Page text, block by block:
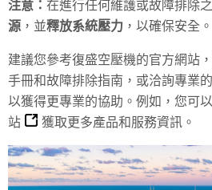
注意： 在進行任何維護或故障排除
源 ，並釋放系統壓力 ，以確保安全。
建議您參考復盛空壓機的官方網站
手冊和故障排除指南，或洽詢專業
以獲得更專業的協助。例如，您可
站
獲取更多產品和服務資訊。